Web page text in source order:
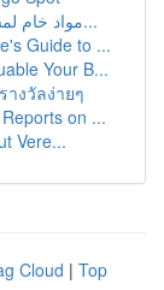
مواد خام لمستحضرات المكياج: استعراض موسع للم...
Guide to ...
Your B...
งวัลง่ายๆ
on ...
Vere...
Cloud | Top